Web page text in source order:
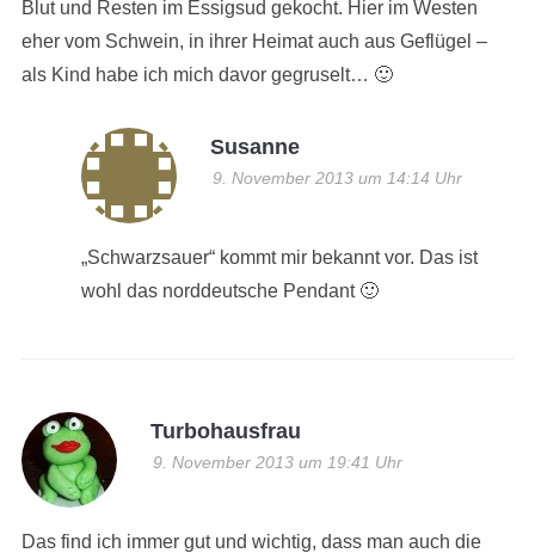
Blut und Resten im Essigsud gekocht. Hier im Westen
eher vom Schwein, in ihrer Heimat auch aus Geflügel –
als Kind habe ich mich davor gegruselt… 🙂
Susanne
9. November 2013 um 14:14 Uhr
„Schwarzsauer“ kommt mir bekannt vor. Das ist
wohl das norddeutsche Pendant 🙂
Turbohausfrau
9. November 2013 um 19:41 Uhr
Das find ich immer gut und wichtig, dass man auch die